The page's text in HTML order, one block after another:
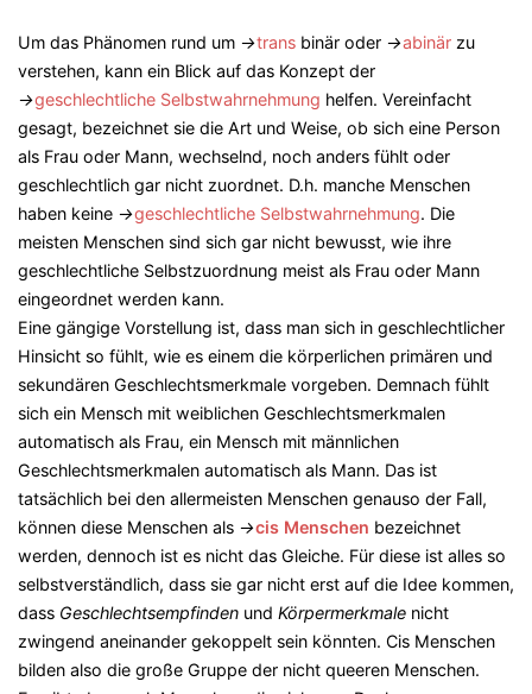
Um das Phänomen rund um →trans binär oder →abinär zu
verstehen, kann ein Blick auf das Konzept der
→geschlechtliche Selbstwahrnehmung helfen. Vereinfacht
gesagt, bezeichnet sie die Art und Weise, ob sich eine Person
als Frau oder Mann, wechselnd, noch anders fühlt oder
geschlechtlich gar nicht zuordnet. D.h. manche Menschen
haben keine →geschlechtliche Selbstwahrnehmung. Die
meisten Menschen sind sich gar nicht bewusst, wie ihre
geschlechtliche Selbstzuordnung meist als Frau oder Mann
eingeordnet werden kann.
Eine gängige Vorstellung ist, dass man sich in geschlechtlicher
Hinsicht so fühlt, wie es einem die körperlichen primären und
sekundären Geschlechtsmerkmale vorgeben. Demnach fühlt
sich ein Mensch mit weiblichen Geschlechtsmerkmalen
automatisch als Frau, ein Mensch mit männlichen
Geschlechtsmerkmalen automatisch als Mann. Das ist
tatsächlich bei den allermeisten Menschen genauso der Fall,
können diese Menschen als →cis Menschen bezeichnet
werden, dennoch ist es nicht das Gleiche. Für diese ist alles so
selbstverständlich, dass sie gar nicht erst auf die Idee kommen,
dass Geschlechtsempfinden und Körpermerkmale nicht
zwingend aneinander gekoppelt sein könnten. Cis Menschen
bilden also die große Gruppe der nicht queeren Menschen.